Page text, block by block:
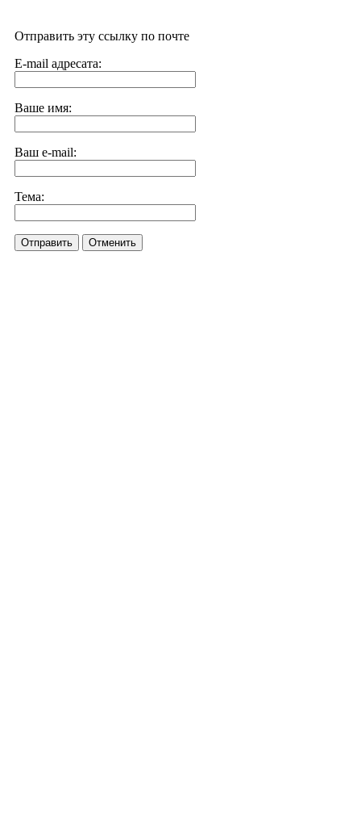
Отправить эту ссылку по почте
E-mail адресата:
Ваше имя:
Ваш e-mail:
Тема:
Отправить Отменить